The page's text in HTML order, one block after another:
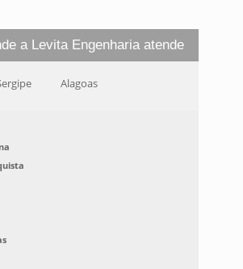
a Levita Engenharia atende
Alagoas